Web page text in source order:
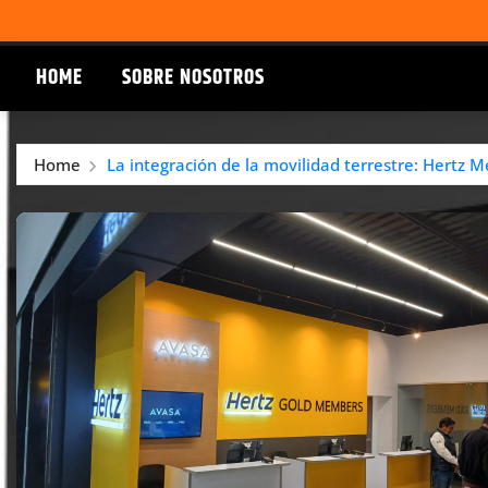
HOME SOBRE NOSOTROS
Home La integración de la movilidad terrestre: Hertz